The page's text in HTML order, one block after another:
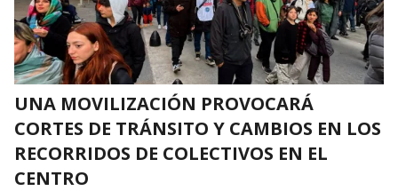
UNA MOVILIZACIÓN PROVOCARÁ
CORTES DE TRÁNSITO Y CAMBIOS EN LOS
RECORRIDOS DE COLECTIVOS EN EL
CENTRO